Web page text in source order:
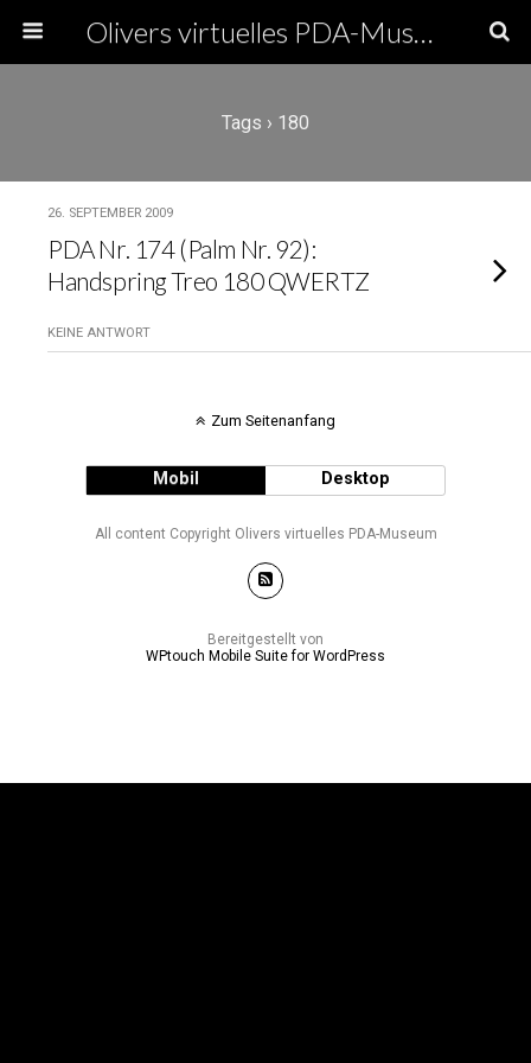
Olivers virtuelles PDA-Museum
Tags › 180
26. SEPTEMBER 2009
PDA Nr. 174 (Palm Nr. 92):
Handspring Treo 180 QWERTZ
KEINE ANTWORT
Zum Seitenanfang
Mobil Desktop
All content Copyright Olivers virtuelles PDA-Museum
Bereitgestellt von
WPtouch Mobile Suite for WordPress